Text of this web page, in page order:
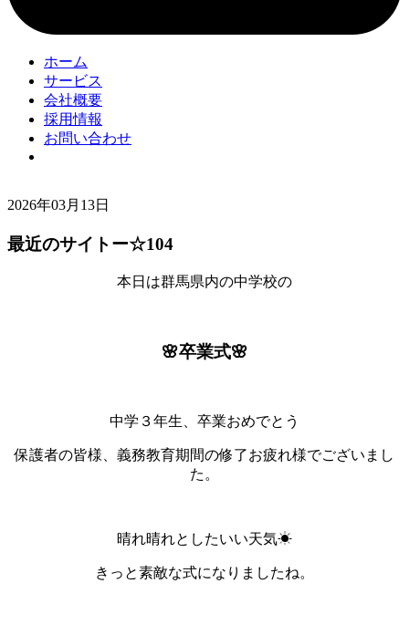
ホーム
サービス
会社概要
採用情報
お問い合わせ
2026年03月13日
最近のサイトー☆104
本日は群馬県内の中学校の
🌸卒業式🌸
中学３年生、卒業おめでとう
保護者の皆様、義務教育期間の修了お疲れ様でございまし
た。
晴れ晴れとしたいい天気☀
きっと素敵な式になりましたね。